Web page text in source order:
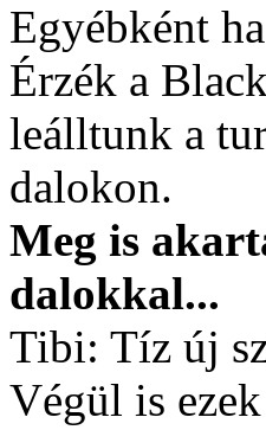
Egyébként
Érzék a
leálltunk a
dalokon.
Meg is
dalokkal...
Tibi: Tíz új
Végül is